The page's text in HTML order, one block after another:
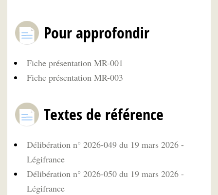
Pour approfondir
Fiche présentation MR-001
Fiche présentation MR-003
Textes de référence
Délibération n° 2026-049 du 19 mars 2026 -
Légifrance
Délibération n° 2026-050 du 19 mars 2026 -
Légifrance